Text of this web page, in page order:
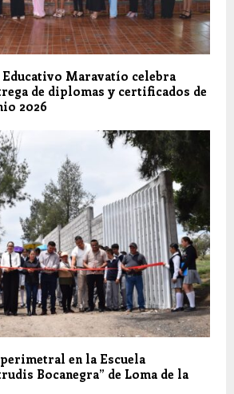
Maravatío celebra
de diplomas y certificados de
2026
en la Escuela
Bocanegra” de Loma de la